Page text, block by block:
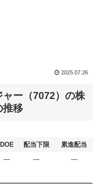
2025.07.26
ー（7072）の株
推移
DOE 配当下限
累進配当
― ― ―